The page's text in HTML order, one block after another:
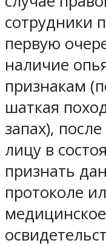
сотрудники
первую
наличие
признакам
шаткая
запах),
лицу в
признать
протоколе
медицинское